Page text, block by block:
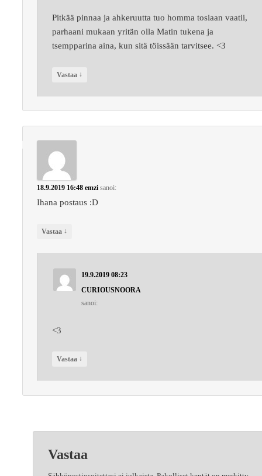
Pitkää pinnaa ja ahkeruutta tuo homma tosiaan vaatii,
parhaani mukaan yritän olla Matin tukena ja
tsempparina aina, kun sitä töissään tarvitsee. <3
Vastaa ↓
18.9.2019 16:48 emzi sanoi:
Ihana postaus :D
Vastaa ↓
19.9.2019 08:23
CURIOUSNOORA
sanoi:
<3
Vastaa ↓
Vastaa